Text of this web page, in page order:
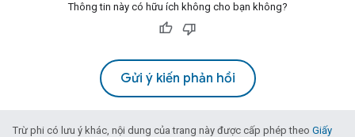
Thông tin này có hữu ích không cho bạn không?
Gửi ý kiến phản hồi
Trừ phi có lưu ý khác, nội dung của trang này được cấp phép theo Giấy